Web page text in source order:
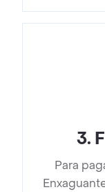
3.
Para